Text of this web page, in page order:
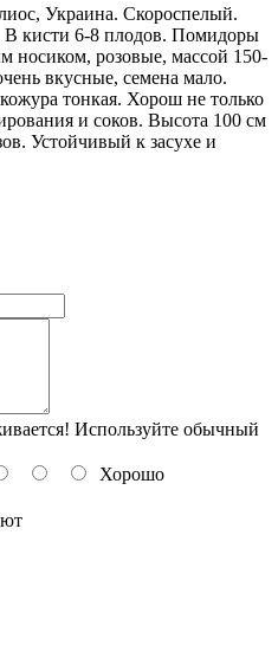
Украина. Скороспелый.
В кисти 6-8 плодов. Помидоры
носиком, розовые, массой 150-
вкусные, семена мало.
тонкая. Хорош не только
и соков. Высота 100 см
Устойчивый к засухе и
Используйте обычный
Хорошо